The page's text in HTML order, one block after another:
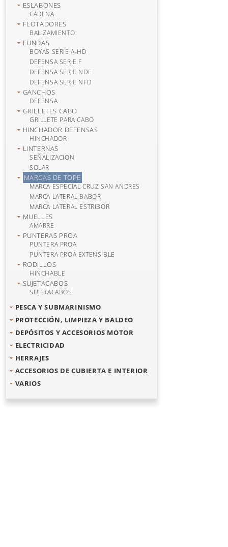
ESLABONES
CADENA
FLOTADORES
BALIZAMIENTO
FUNDAS
BOYAS SERIE A-HD
DEFENSA SERIE F
DEFENSA SERIE NDE
DEFENSA SERIE NFD
GANCHOS
DEFENSA
GRILLETES CABO
GRILLETE PARA CABO
HINCHADOR DEFENSAS
HINCHADOR
LINTERNAS
SEÑALIZACION
SOLAR
MARCAS DE TOPE
MARCA ESPECIAL CRUZ SAN ANDRES
MARCA LATERAL BABOR
MARCA LATERAL ESTRIBOR
MUELLES
AMARRE
PUNTERAS PROA
PUNTERA PROA
PUNTERA PROA EXTENSIBLE
RODILLOS
HINCHABLE
SUJETACABOS
SUJETACABOS
PESCA Y SUBMARINISMO
PROTECCIÓN, LIMPIEZA Y BALDEO
DEPÓSITOS Y ACCESORIOS MOTOR
ELECTRICIDAD
HERRAJES
ACCESORIOS DE CUBIERTA E INTERIOR
VARIOS